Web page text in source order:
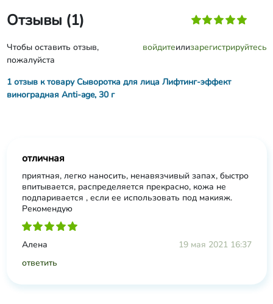
Отзывы (1)
Чтобы оставить отзыв,
пожалуйста
войдитеилизарегистрируйтесь
1 отзыв к товару Сыворотка для лица Лифтинг-эффект
виноградная Anti-age, 30 г
отличная
приятная, легко наносить, ненавязчивый запах, быстро
впитывается, распределяется прекрасно, кожа не
подпаривается , если ее использовать под макияж.
Рекомендую
Алена
19 мая 2021 16:37
ответить